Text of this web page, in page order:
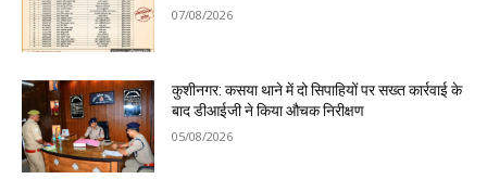
07/08/2026
कुशीनगर: कसया थाने में दो सिपाहियों पर सख्त कार्रवाई के
बाद डीआईजी ने किया औचक निरीक्षण
05/08/2026